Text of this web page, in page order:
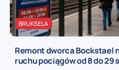
BRUKSELA
Remont dworca Bockstael
ruchu pociągów od 8 do 29